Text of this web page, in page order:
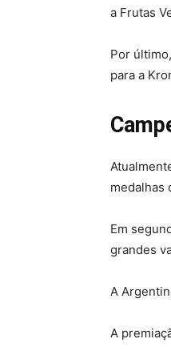
a Frutas
Por
para a
medalhas
Em
grandes
A
A